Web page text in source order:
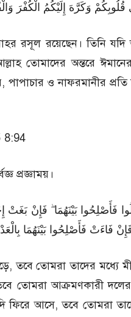
قُلُوبِكُمْ وَكَرَّهَ إِلَيْكُمُ الْكُفْرَ
রসূল রয়েছেন। তিনি
তোমাদের অন্তরে
পাপাচার ও নাফরমানীর
49:8
প্রজ্ঞাময়।
فَأَصْلِحُوا بَيْنَهُمَا ۖ فَإِنْ بَغَتْ
فَاءَتْ فَأَصْلِحُوا بَيْنَهُمَا
তবে তোমরা তাদের মধ্যে
আক্রমণকারী দলের
ফিরে আসে, তবে তোমরা